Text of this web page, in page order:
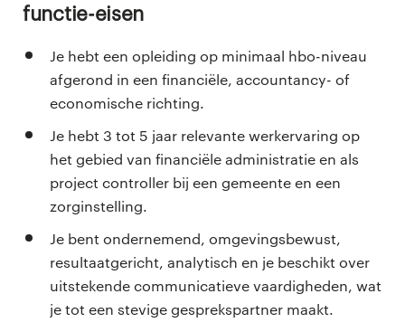
Functie-eisen
Je hebt een opleiding op minimaal hbo-niveau
afgerond in een financiële, accountancy- of
economische richting.
Je hebt 3 tot 5 jaar relevante werkervaring op
het gebied van financiële administratie en als
project controller bij een gemeente en een
zorginstelling.
Je bent ondernemend, omgevingsbewust,
resultaatgericht, analytisch en je beschikt over
uitstekende communicatieve vaardigheden, wat
je tot een stevige gesprekspartner maakt.